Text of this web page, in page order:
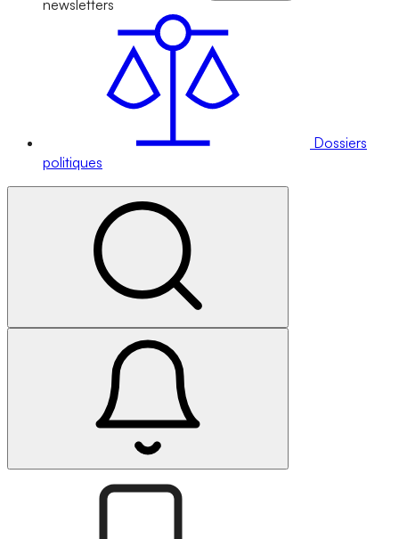
newsletters
Dossiers
politiques